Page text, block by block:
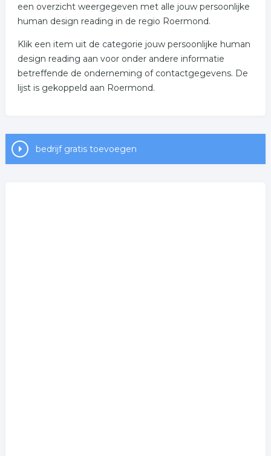
een overzicht weergegeven met alle jouw persoonlijke
human design reading in de regio Roermond.
Klik een item uit de categorie jouw persoonlijke human
design reading aan voor onder andere informatie
betreffende de onderneming of contactgegevens. De
lijst is gekoppeld aan Roermond.
bedrijf gratis toevoegen